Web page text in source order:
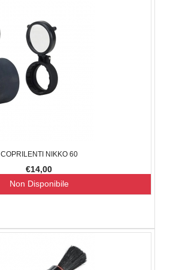
COPRILENTI NIKKO 60
€14,00
Non Disponibile